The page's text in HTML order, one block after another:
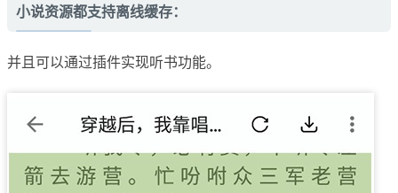
小说资源都支持离线缓存：
并且可以通过插件实现听书功能。